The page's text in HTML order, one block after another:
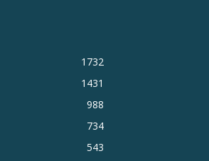
1732
1431
988
734
543